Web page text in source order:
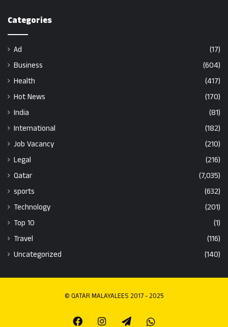
Categories
Ad
(17)
Business
(604)
Health
(417)
Hot News
(170)
India
(81)
International
(182)
Job Vacancy
(210)
Legal
(216)
Qatar
(7,035)
sports
(632)
Technology
(201)
Top 10
(1)
Travel
(116)
Uncategorized
(140)
© QATAR MALAYALEES 2017 - 2025
FacebookInstagramTelegramWhatsapp